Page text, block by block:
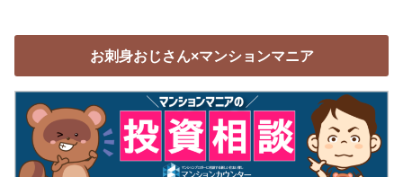
お刺身おじさん×マンションマニア